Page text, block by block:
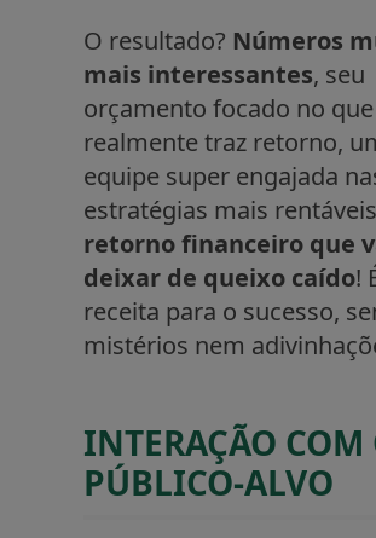
O resultado? Números
mais interessantes, seu
orçamento focado no que
realmente traz retorno,
equipe super engajada
estratégias mais
retorno financeiro que
deixar de queixo caído!
receita para o sucesso,
mistérios nem
INTERAÇÃO COM
PÚBLICO-ALVO